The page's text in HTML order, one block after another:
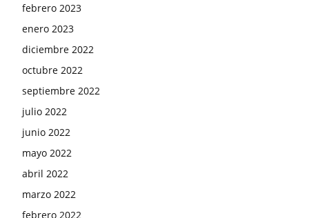
febrero 2023
enero 2023
diciembre 2022
octubre 2022
septiembre 2022
julio 2022
junio 2022
mayo 2022
abril 2022
marzo 2022
febrero 2022